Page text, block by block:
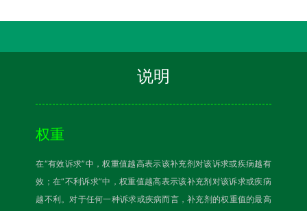
说明
权重
在“有效诉求”中，权重值越高表示该补充剂对该诉求或疾病越有
效；在“不利诉求”中，权重值越高表示该补充剂对该诉求或疾病
越不利。对于任何一种诉求或疾病而言，补充剂的权重值的最高